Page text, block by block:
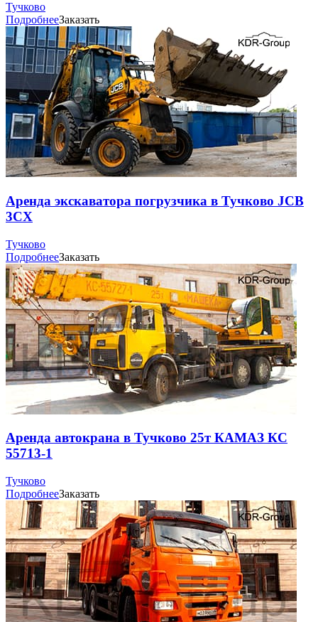
Тучково
ПодробнееЗаказать
Аренда экскаватора погрузчика в Тучково JCB
3CX
Тучково
ПодробнееЗаказать
Аренда автокрана в Тучково 25т КАМАЗ КС
55713-1
Тучково
ПодробнееЗаказать